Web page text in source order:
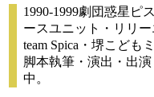
1990-1999劇団惑星ピ
ースユニット・リリ
team Spica・堺こども
脚本執筆・演出・出
中。